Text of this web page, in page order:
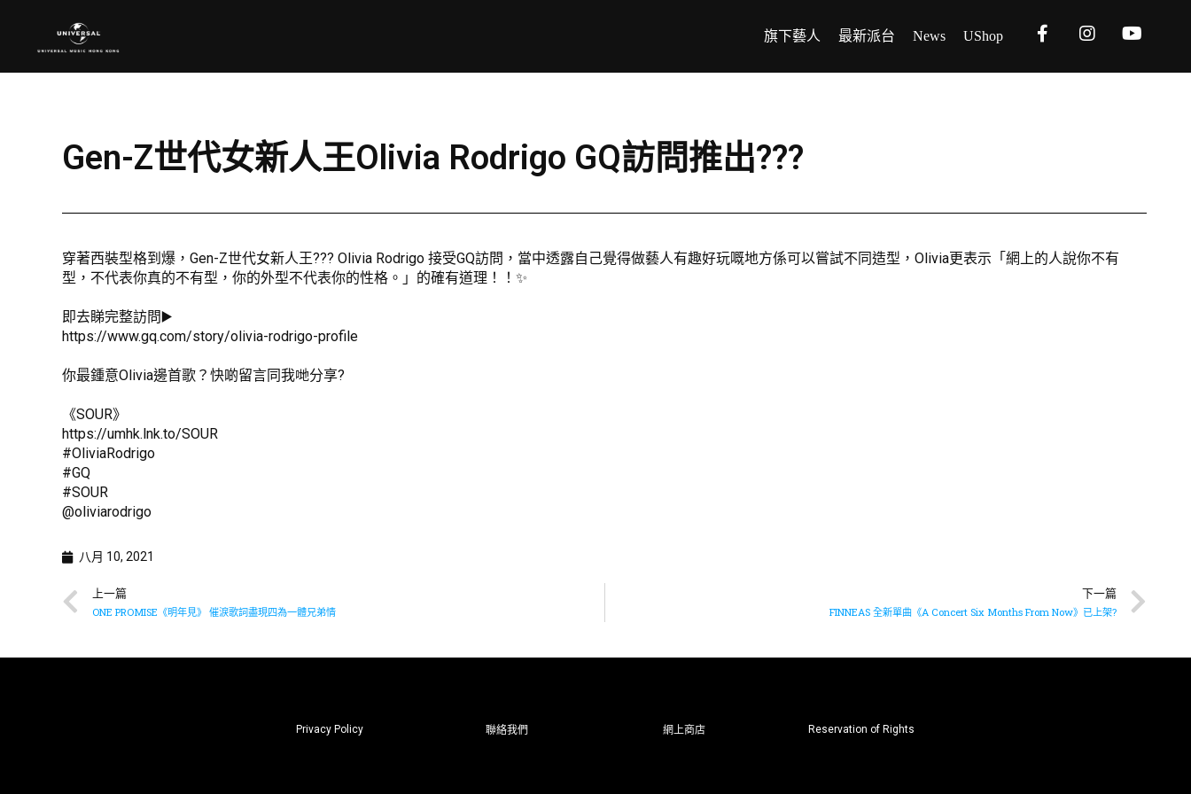
旗下藝人 最新派台 News UShop
Gen-Z世代女新人王Olivia Rodrigo GQ訪問推出???
穿著西裝型格到爆，Gen-Z世代女新人王??? Olivia Rodrigo 接受GQ訪問，當中透露自己覺得做藝人有趣好玩嘅地方係可以嘗試不同造型，Olivia更表示「網上的人說你不有
型，不代表你真的不有型，你的外型不代表你的性格。」的確有道理！！✨
即去睇完整訪問▶️
https://www.gq.com/story/olivia-rodrigo-profile
你最鍾意Olivia邊首歌？快啲留言同我哋分享?
《SOUR》
https://umhk.lnk.to/SOUR
#OliviaRodrigo
#GQ
#SOUR
@oliviarodrigo
八月 10, 2021
上一篇
ONE PROMISE《明年見》 催淚歌詞盡現四為一體兄弟情
下一篇
FINNEAS 全新單曲《A Concert Six Months From Now》已上架?
Privacy Policy 聯絡我們 網上商店 Reservation of Rights